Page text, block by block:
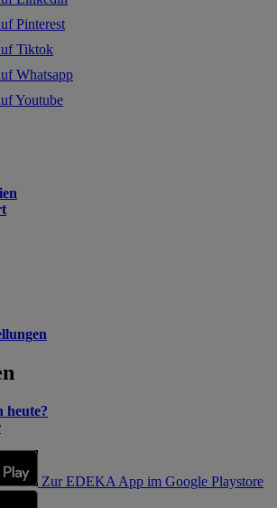
Pinterest
Tiktok
Whatsapp
Youtube
heute?
Zur EDEKA App im Google Playstore